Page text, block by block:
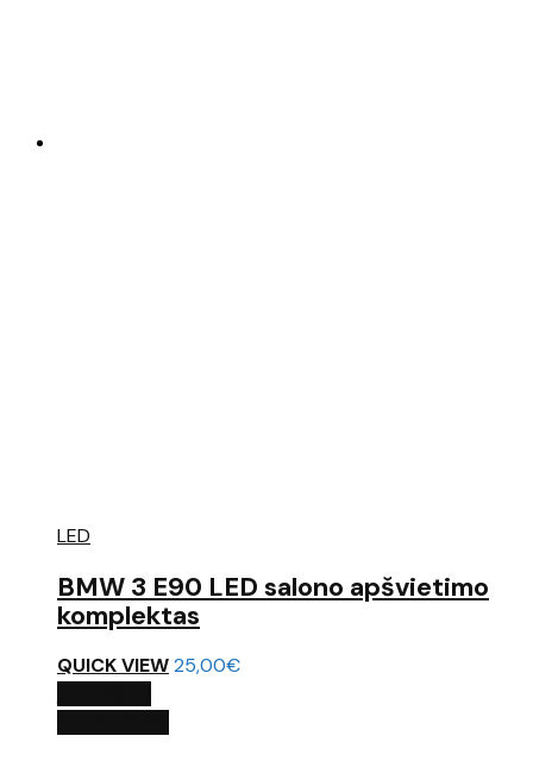
LED
BMW 3 E90 LED salono apšvietimo
komplektas
QUICK VIEW25,00€